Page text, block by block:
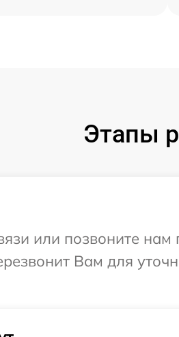
Этапы
или позвоните
Вам для